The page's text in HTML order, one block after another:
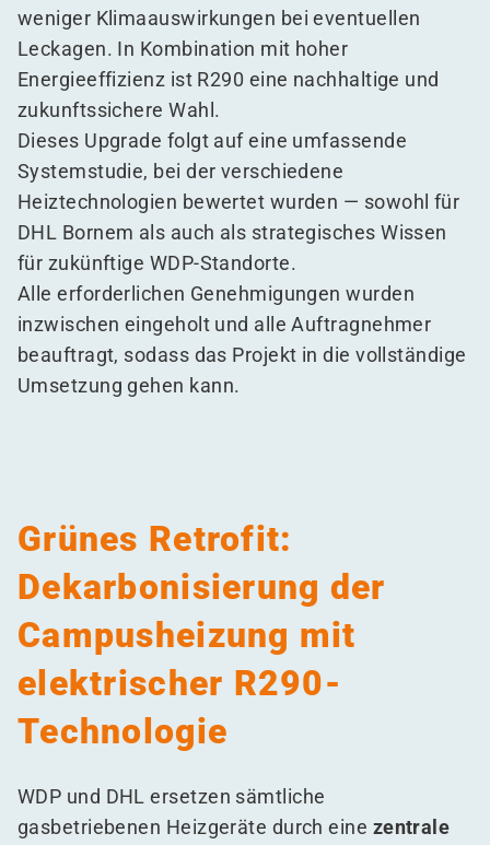
weniger Klimaauswirkungen bei eventuellen
Leckagen. In Kombination mit hoher
Energieeffizienz ist R290 eine nachhaltige und
zukunftssichere Wahl.
Dieses Upgrade folgt auf eine umfassende
Systemstudie, bei der verschiedene
Heiztechnologien bewertet wurden — sowohl für
DHL Bornem als auch als strategisches Wissen
für zukünftige WDP-Standorte.
Alle erforderlichen Genehmigungen wurden
inzwischen eingeholt und alle Auftragnehmer
beauftragt, sodass das Projekt in die vollständige
Umsetzung gehen kann.
Grünes Retrofit:
Dekarbonisierung der
Campusheizung mit
elektrischer R290-
Technologie
WDP und DHL ersetzen sämtliche
gasbetriebenen Heizgeräte durch eine zentrale